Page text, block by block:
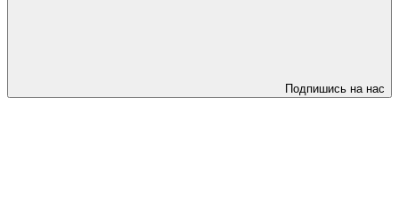
Подпишись на нас